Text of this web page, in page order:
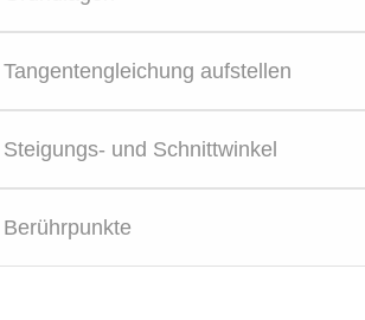
Tangentengleichung aufstellen
Steigungs- und Schnittwinkel
Berührpunkte